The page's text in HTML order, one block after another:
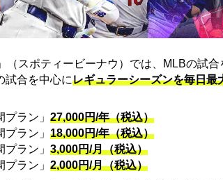
（スポティービーナウ）では、MLBの試
試合を中心にレギュラーシーズンを毎日最
プラン」 27,000円/年（税込）
プラン」 18,000円/年（税込）
プラン」 3,000円/月（税込）
プラン」 2,000円/月（税込）